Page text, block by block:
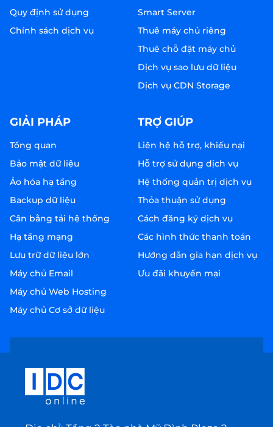
Quy định sử dụng
Chính sách dịch vụ
Smart Server
Thuê máy chủ riêng
Thuê chỗ đặt máy chủ
Dịch vụ sao lưu dữ liệu
Dịch vụ CDN Storage
GIẢI PHÁP
Tổng quan
Bảo mật dữ liệu
Ảo hóa hạ tầng
Backup dữ liệu
Cân bằng tải hệ thống
Hạ tầng mạng
Lưu trữ dữ liệu lớn
Máy chủ Email
Máy chủ Web Hosting
Máy chủ Cơ sở dữ liệu
TRỢ GIÚP
Liên hệ hỗ trợ, khiếu nại
Hỗ trợ sử dụng dịch vụ
Hệ thống quản trị dịch vụ
Thỏa thuận sử dụng
Cách đăng ký dịch vụ
Các hình thức thanh toán
Hướng dẫn gia hạn dịch vụ
Ưu đãi khuyến mại